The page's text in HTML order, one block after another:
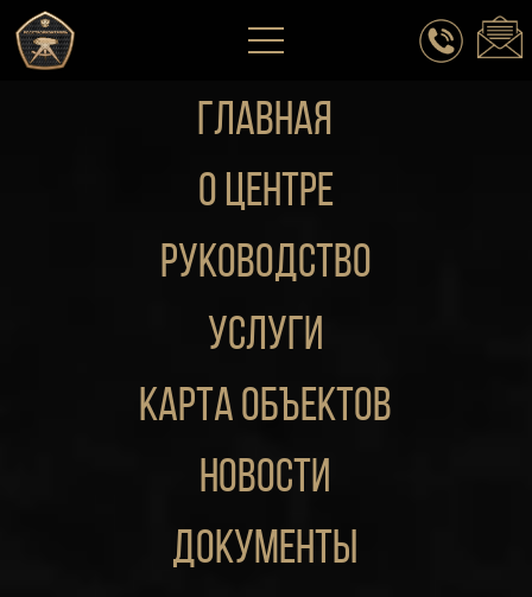
новости
руководство
Карта объектов
ГЛАВНАЯ
о центре
документы
Услуги